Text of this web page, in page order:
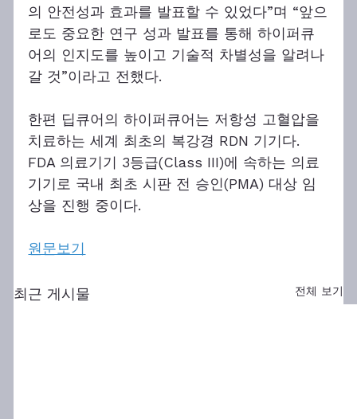
의 안전성과 효과를 발표할 수 있었다”며 “앞으
로도 중요한 연구 성과 발표를 통해 하이퍼큐
어의 인지도를 높이고 기술적 차별성을 알려나
갈 것”이라고 전했다.
한편 딥큐어의 하이퍼큐어는 저항성 고혈압을
치료하는 세계 최초의 복강경 RDN 기기다.
FDA 의료기기 3등급(Class III)에 속하는 의료
기기로 국내 최초 시판 전 승인(PMA) 대상 임
상을 진행 중이다.
원문보기
최근 게시물 전체 보기